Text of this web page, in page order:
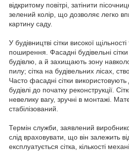
відкритому повітрі, затінити
зелений колір, що дозволяє легко
картину саду.
У будівництві сітки високої
поширення. Фасадні будівельні
будівлю, а й захищають зону навколо
пилу; сітка ​​на будівельних лісах,
Часто фасадні сітки
будівлі до початку реконструкції.
невелику вагу, зручні в монтажі.
стабілізований.
Термін служби, заявлений
слід враховувати, що він залежить
експлуатується сітка, кількості